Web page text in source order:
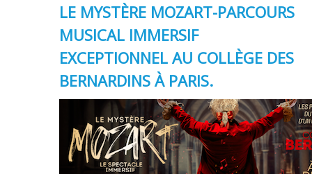
LE MYSTÈRE MOZART-PARCOURS
MUSICAL IMMERSIF
EXCEPTIONNEL AU COLLÈGE DES
BERNARDINS À PARIS.